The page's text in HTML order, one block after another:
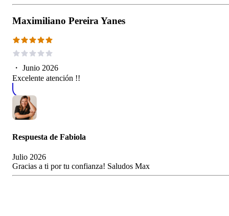
Maximiliano Pereira Yanes
・ Junio 2026
Excelente atención !!
Respuesta de Fabiola
Julio 2026
Gracias a ti por tu confianza! Saludos Max